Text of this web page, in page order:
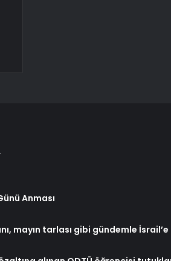
Anması
mayın tarlası gibi gündemle İsrail’e